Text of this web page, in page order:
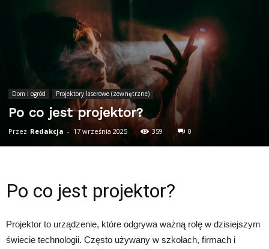
Dom i ogród Projektory laserowe (zewnętrzne)
Po co jest projektor?
Przez Redakcja - 17 września 2025 359 0
Po co jest projektor?
Projektor to urządzenie, które odgrywa ważną rolę w dzisiejszym
świecie technologii. Często używany w szkołach, firmach i